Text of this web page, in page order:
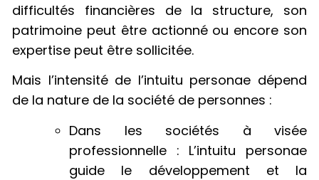
difficultés financières de la structure, son
patrimoine peut être actionné ou encore son
expertise peut être sollicitée.
Mais l’intensité de l’intuitu personae dépend
de la nature de la société de personnes :
Dans les sociétés à visée
professionnelle : L’intuitu personae
guide le développement et la